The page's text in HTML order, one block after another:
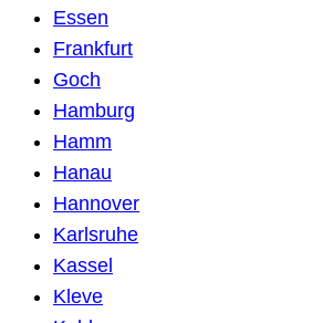
Essen
Frankfurt
Goch
Hamburg
Hamm
Hanau
Hannover
Karlsruhe
Kassel
Kleve